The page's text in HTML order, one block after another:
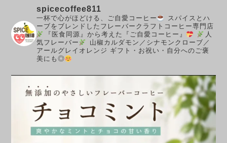
spicecoffee811
一杯で心がほどける、ご自愛コーヒー
スパイスとハ
ーブをブレンドしたフレーバークラフトコーヒー専門店
『医食同源』から考えた『ご自愛コーヒー』
人
気フレーバー
山椒カルダモン／シナモンクローブ／
アールグレイオレンジ ギフト・お祝い・自分へのご褒
美にも◎